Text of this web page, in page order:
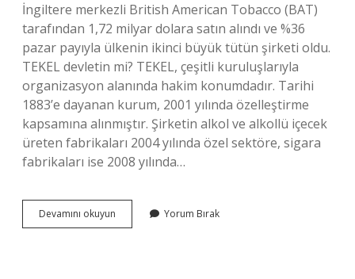
İngiltere merkezli British American Tobacco (BAT)
tarafından 1,72 milyar dolara satın alındı ​​ve %36
pazar payıyla ülkenin ikinci büyük tütün şirketi oldu.
TEKEL devletin mi? TEKEL, çeşitli kuruluşlarıyla
organizasyon alanında hakim konumdadır. Tarihi
1883’e dayanan kurum, 2001 yılında özelleştirme
kapsamına alınmıştır. Şirketin alkol ve alkollü içecek
üreten fabrikaları 2004 yılında özel sektöre, sigara
fabrikaları ise 2008 yılında…
Devamını okuyun
Firması
Yorum Bırak